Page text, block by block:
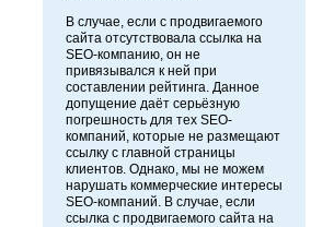
В случае, если с продвигаемого
сайта отсутствовала ссылка на
SEO-компанию, он не
привязывался к ней при
составлении рейтинга. Данное
допущение даёт серьёзную
погрешность для тех SEO-
компаний, которые не размещают
ссылку с главной страницы
клиентов. Однако, мы не можем
нарушать коммерческие интересы
SEO-компаний. В случае, если
ссылка с продвигаемого сайта на